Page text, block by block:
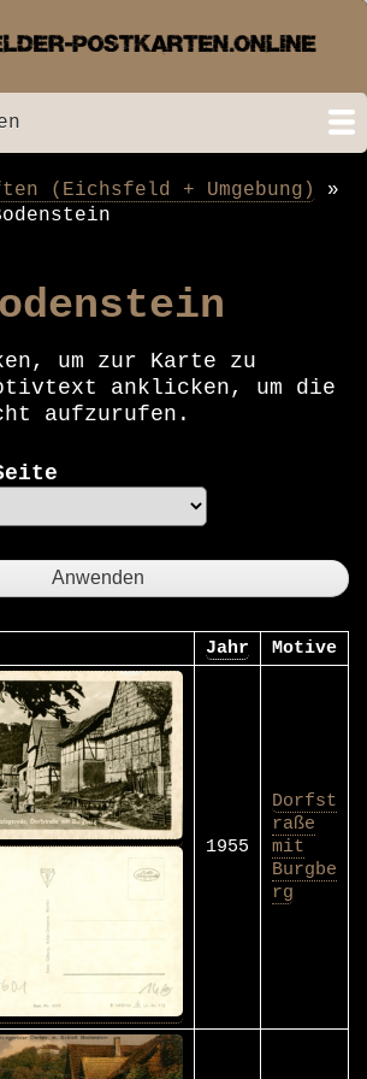
zum
Inhalt
(Eichsfeld + Umgebung)
um zur Karte zu
anklicken, um die
aufzurufen.
Jahr Motive
1955
Dorfst
raße
mit
Burgbe
rg